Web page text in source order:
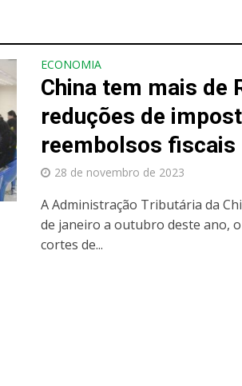
ECONOMIA
China tem mais de
reduções de
reembolsos fiscais
28 de novembro de 2023
A Administração Tributária da
de janeiro a outubro deste ano,
cortes de...